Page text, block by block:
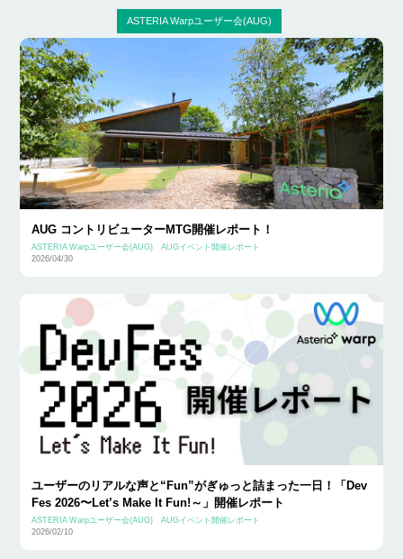
ASTERIA Warpユーザー会(AUG)
AUG コントリビューターMTG開催レポート！
ASTERIA Warpユーザー会(AUG)
AUGイベント開催レポート
2026/04/30
ユーザーのリアルな声と“Fun”がぎゅっと詰まった一日！「Dev
Fes 2026〜Let’s Make It Fun!～」開催レポート
ASTERIA Warpユーザー会(AUG)
AUGイベント開催レポート
2026/02/10